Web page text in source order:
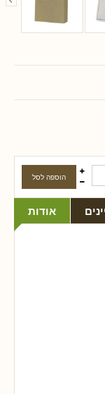
אודות